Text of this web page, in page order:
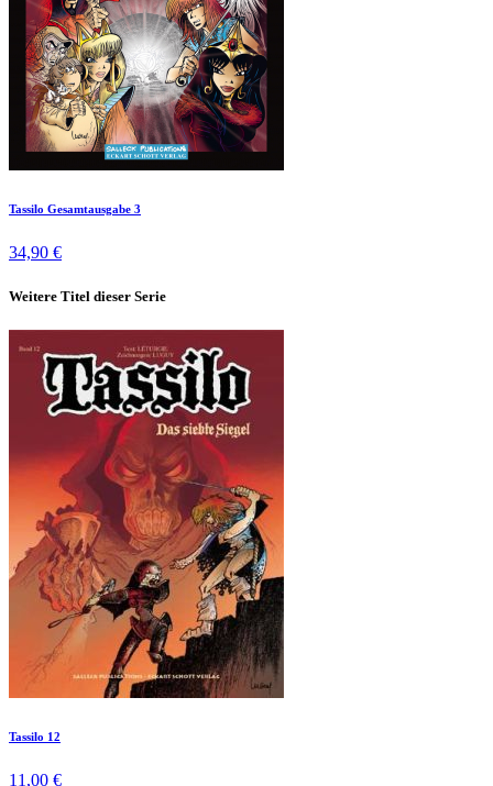
Tassilo Gesamtausgabe 3
34,90 €
Weitere Titel dieser Serie
Tassilo 12
11,00 €